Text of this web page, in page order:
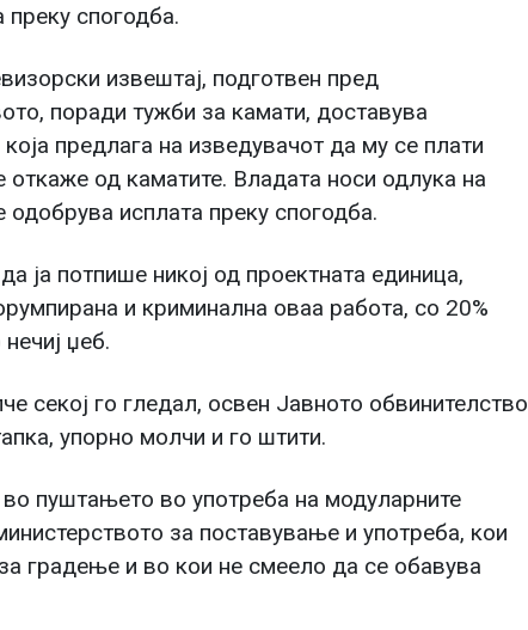
преку спогодба.
извештај, подготвен пред
поради тужби за камати, доставува
предлага на изведувачот да му се плати
откаже од каматите. Владата носи одлука на
одобрува исплата преку спогодба.
ја потпише никој од проектната единица,
и криминална оваа работа, со 20%
џеб.
секој го гледал, освен Јавното обвинителство
упорно молчи и го штити.
пуштањето во употреба на модуларните
за поставување и употреба, кои
градење и во кои не смеело да се обавува